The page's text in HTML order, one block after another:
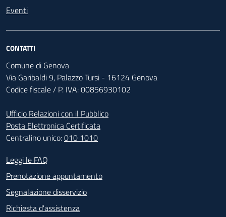
Eventi
CONTATTI
Comune di Genova
Via Garibaldi 9, Palazzo Tursi - 16124 Genova
Codice fiscale / P. IVA: 00856930102
Ufficio Relazioni con il Pubblico
Posta Elettronica Certificata
Centralino unico:010 1010
Footer - Contatti
Leggi le FAQ
Prenotazione appuntamento
Segnalazione disservizio
Richiesta d'assistenza